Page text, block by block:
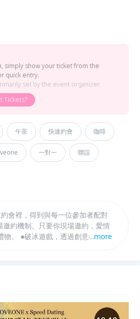
simply show your ticket from the
quick entry.
set by the event organizer.
Tickets?
午茶 快速約會 咖啡
一對一 聯誼
會裡，得到與每一位參加者配對
邀約機制。只要你現場邀約，愛情
物。 ●破冰遊戲，透過創意機制，
...more